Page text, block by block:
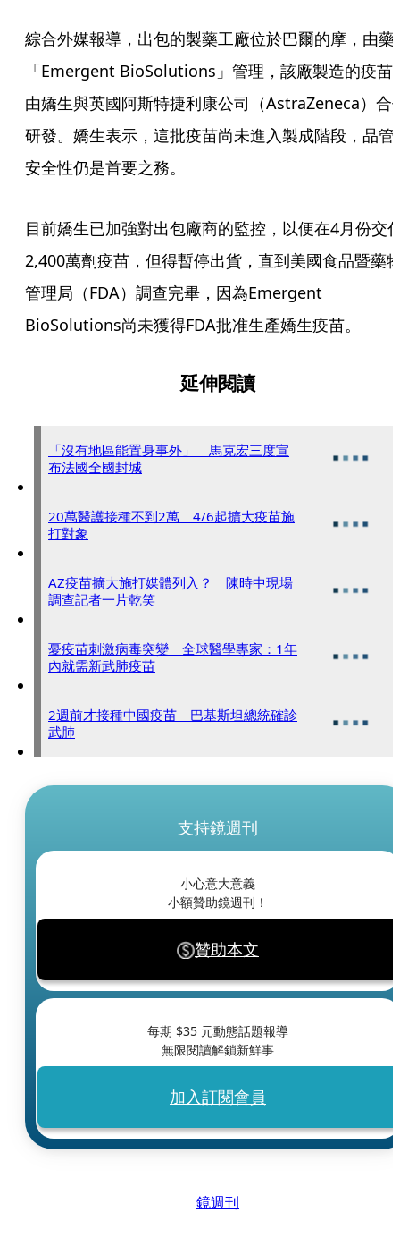
綜合外媒報導，出包的製藥工廠位於巴爾的摩，由藥
「Emergent BioSolutions」管理，該廠製造的疫苗
由嬌生與英國阿斯特捷利康公司（AstraZeneca）合
研發。嬌生表示，這批疫苗尚未進入製成階段，品管
安全性仍是首要之務。
目前嬌生已加強對出包廠商的監控，以便在4月份交
2,400萬劑疫苗，但得暫停出貨，直到美國食品暨藥
管理局（FDA）調查完畢，因為Emergent
BioSolutions尚未獲得FDA批准生產嬌生疫苗。
延伸閱讀
「沒有地區能置身事外」 馬克宏三度宣
布法國全國封城
20萬醫護接種不到2萬 4/6起擴大疫苗施
打對象
AZ疫苗擴大施打媒體列入？ 陳時中現場
調查記者一片乾笑
憂疫苗刺激病毒突變 全球醫學專家：1年
內就需新武肺疫苗
2週前才接種中國疫苗 巴基斯坦總統確診
武肺
支持鏡週刊
小心意大意義
小額贊助鏡週刊！
贊助本文
每期 $35 元動態話題報導
無限閱讀解鎖新鮮事
加入訂閱會員
鏡週刊